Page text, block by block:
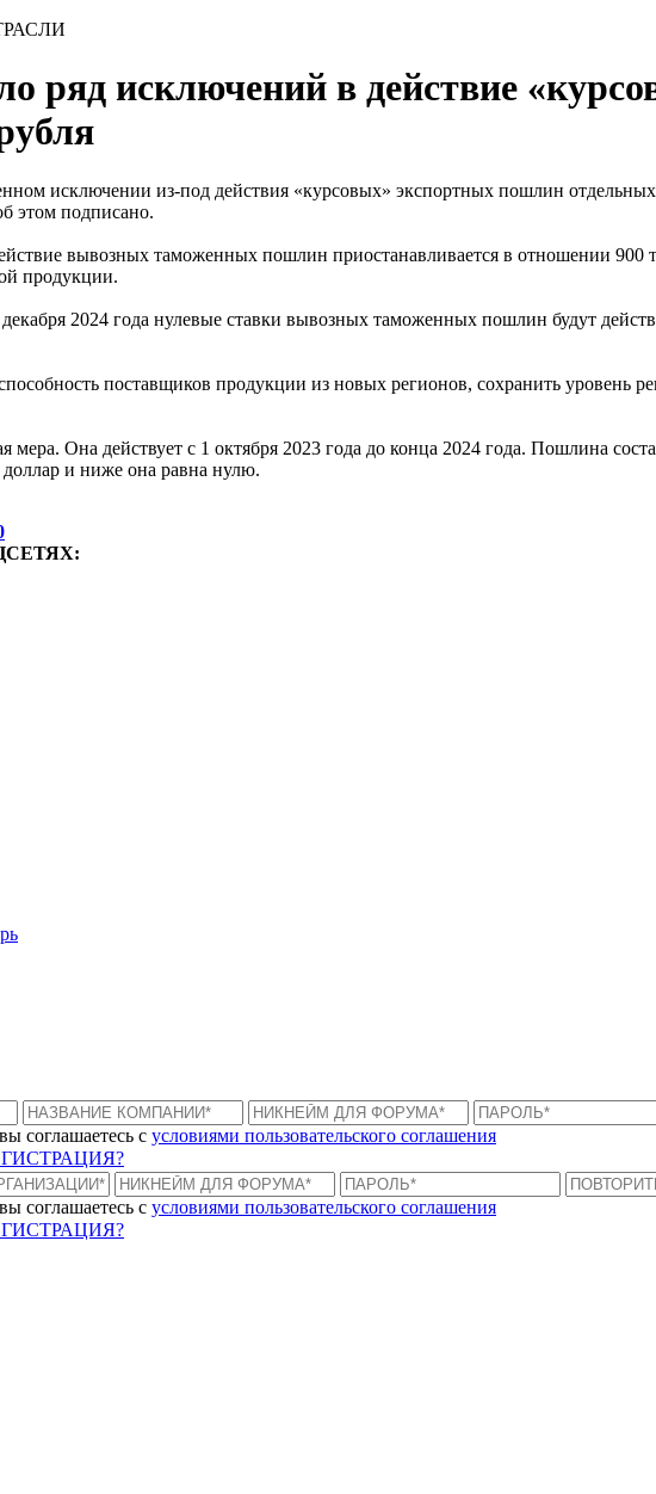
ряд исключений в действие
исключении из‑под действия «курсовых» экспортных пошлин
этом подписано.
вывозных таможенных пошлин приостанавливается в отношении 900
продукции.
2024 года нулевые ставки вывозных таможенных пошлин будут
поставщиков продукции из новых регионов, сохранить уровень
Она действует с 1 октября 2023 года до конца 2024 года. Пошлина
и ниже она равна нулю.
соглашаетесь с условиями пользовательского соглашения
соглашаетесь с условиями пользовательского соглашения